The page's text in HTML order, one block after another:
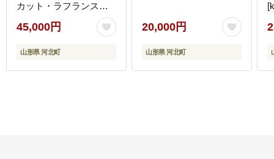
カット・ラフランス・
サンふじ)【山形eLab】
ka074-029-r8
45,000円
山形県 河北町
20,000円
山形県 河北町